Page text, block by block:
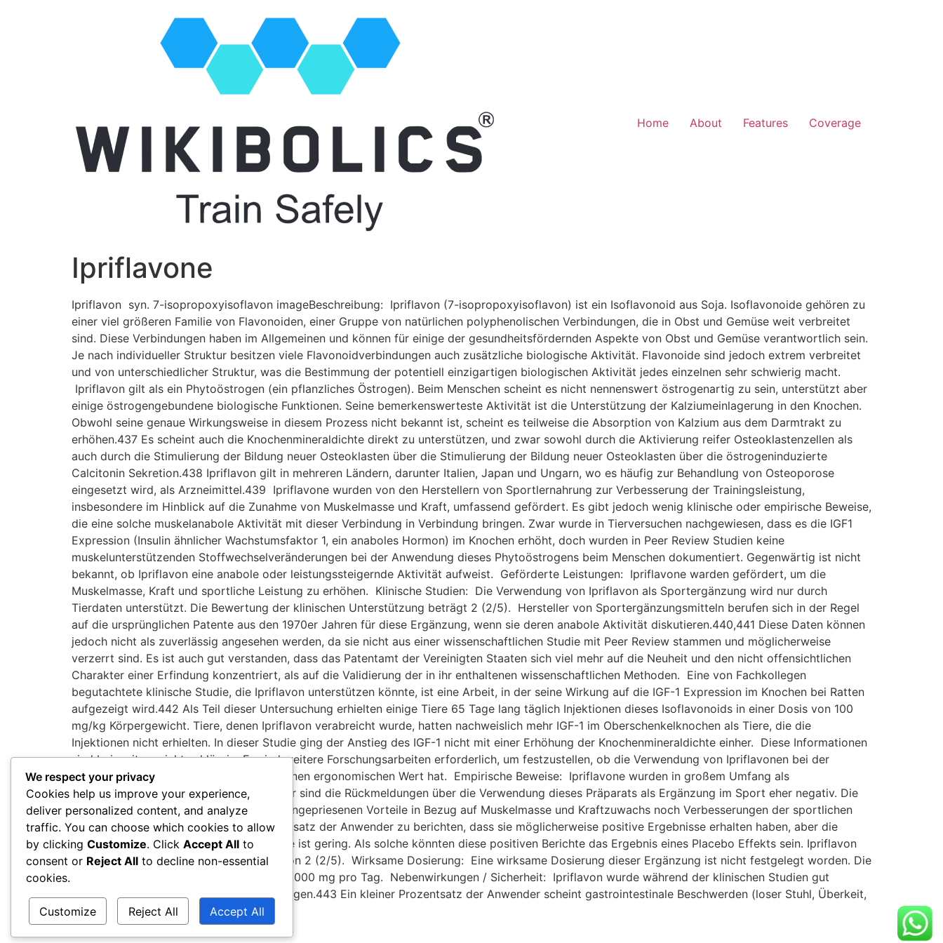
Home About Features Coverage
Ipriflavone
Ipriflavon syn. 7-isopropoxyisoflavon imageBeschreibung: Ipriflavon (7-isopropoxyisoflavon) ist ein Isoflavonoid aus Soja. Isoflavonoide gehören zu
einer viel größeren Familie von Flavonoiden, einer Gruppe von natürlichen polyphenolischen Verbindungen, die in Obst und Gemüse weit verbreitet
sind. Diese Verbindungen haben im Allgemeinen und können für einige der gesundheitsfördernden Aspekte von Obst und Gemüse verantwortlich sein.
Je nach individueller Struktur besitzen viele Flavonoidverbindungen auch zusätzliche biologische Aktivität. Flavonoide sind jedoch extrem verbreitet
und von unterschiedlicher Struktur, was die Bestimmung der potentiell einzigartigen biologischen Aktivität jedes einzelnen sehr schwierig macht.
Ipriflavon gilt als ein Phytoöstrogen (ein pflanzliches Östrogen). Beim Menschen scheint es nicht nennenswert östrogenartig zu sein, unterstützt aber
einige östrogengebundene biologische Funktionen. Seine bemerkenswerteste Aktivität ist die Unterstützung der Kalziumeinlagerung in den Knochen.
Obwohl seine genaue Wirkungsweise in diesem Prozess nicht bekannt ist, scheint es teilweise die Absorption von Kalzium aus dem Darmtrakt zu
erhöhen.437 Es scheint auch die Knochenmineraldichte direkt zu unterstützen, und zwar sowohl durch die Aktivierung reifer Osteoklastenzellen als
auch durch die Stimulierung der Bildung neuer Osteoklasten über die Stimulierung der Bildung neuer Osteoklasten über die östrogeninduzierte
Calcitonin Sekretion.438 Ipriflavon gilt in mehreren Ländern, darunter Italien, Japan und Ungarn, wo es häufig zur Behandlung von Osteoporose
eingesetzt wird, als Arzneimittel.439 Ipriflavone wurden von den Herstellern von Sportlernahrung zur Verbesserung der Trainingsleistung,
insbesondere im Hinblick auf die Zunahme von Muskelmasse und Kraft, umfassend gefördert. Es gibt jedoch wenig klinische oder empirische Beweise,
die eine solche muskelanabole Aktivität mit dieser Verbindung in Verbindung bringen. Zwar wurde in Tierversuchen nachgewiesen, dass es die IGF1
Expression (Insulin ähnlicher Wachstumsfaktor 1, ein anaboles Hormon) im Knochen erhöht, doch wurden in Peer Review Studien keine
muskelunterstützenden Stoffwechselveränderungen bei der Anwendung dieses Phytoöstrogens beim Menschen dokumentiert. Gegenwärtig ist nicht
bekannt, ob Ipriflavon eine anabole oder leistungssteigernde Aktivität aufweist. Geförderte Leistungen: Ipriflavone warden gefördert, um die
Muskelmasse, Kraft und sportliche Leistung zu erhöhen. Klinische Studien: Die Verwendung von Ipriflavon als Sportergänzung wird nur durch
Tierdaten unterstützt. Die Bewertung der klinischen Unterstützung beträgt 2 (2/5). Hersteller von Sportergänzungsmitteln berufen sich in der Regel
auf die ursprünglichen Patente aus den 1970er Jahren für diese Ergänzung, wenn sie deren anabole Aktivität diskutieren.440,441 Diese Daten können
jedoch nicht als zuverlässig angesehen werden, da sie nicht aus einer wissenschaftlichen Studie mit Peer Review stammen und möglicherweise
verzerrt sind. Es ist auch gut verstanden, dass das Patentamt der Vereinigten Staaten sich viel mehr auf die Neuheit und den nicht offensichtlichen
Charakter einer Erfindung konzentriert, als auf die Validierung der in ihr enthaltenen wissenschaftlichen Methoden. Eine von Fachkollegen
begutachtete klinische Studie, die Ipriflavon unterstützen könnte, ist eine Arbeit, in der seine Wirkung auf die IGF-1 Expression im Knochen bei Ratten
aufgezeigt wird.442 Als Teil dieser Untersuchung erhielten einige Tiere 65 Tage lang täglich Injektionen dieses Isoflavonoids in einer Dosis von 100
mg/kg Körpergewicht. Tiere, denen Ipriflavon verabreicht wurde, hatten nachweislich mehr IGF-1 im Oberschenkelknochen als Tiere, die die
Injektionen nicht erhielten. In dieser Studie ging der Anstieg des IGF-1 nicht mit einer Erhöhung der Knochenmineraldichte einher. Diese Informationen
sind bei weitem nicht schlüssig. Es sind weitere Forschungsarbeiten erforderlich, um festzustellen, ob die Verwendung von Ipriflavonen bei der
körperlichen Betätigung von Menschen einen ergonomischen Wert hat. Empirische Beweise: Ipriflavone wurden in großem Umfang als
eigenständiges Produkt verwendet. Leider sind die Rückmeldungen über die Verwendung dieses Präparats als Ergänzung im Sport eher negativ. Die
meisten Anwender bemerken weder die angepriesenen Vorteile in Bezug auf Muskelmasse und Kraftzuwachs noch Verbesserungen der sportlichen
Leistung. Zwar scheint ein kleiner Prozentsatz der Anwender zu berichten, dass sie möglicherweise positive Ergebnisse erhalten haben, aber die
Häufigkeit und Konsistenz solche Berichte ist gering. Als solche könnten diese positiven Berichte das Ergebnis eines Placebo Effekts sein. Ipriflavon
hat eine empirische Evidenzbewertung von 2 (2/5). Wirksame Dosierung: Eine wirksame Dosierung dieser Ergänzung ist nicht festgelegt worden. Die
Hersteller empfehlen üblicherweise 500-1.000 mg pro Tag. Nebenwirkungen / Sicherheit: Ipriflavon wurde während der klinischen Studien gut
vertragen, ohne signifikante Nebenwirkungen.443 Ein kleiner Prozentsatz der Anwender scheint gastrointestinale Beschwerden (loser Stuhl, Überkeit,
Durchfall) zu bemerken.
We respect your privacy
Cookies help us improve your experience,
deliver personalized content, and analyze
traffic. You can choose which cookies to allow
by clicking Customize. Click Accept All to
consent or Reject All to decline non-essential
cookies.
Customize Reject All Accept All